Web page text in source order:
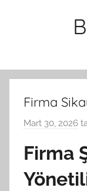
Firma
Mart 30, 2026
Firma